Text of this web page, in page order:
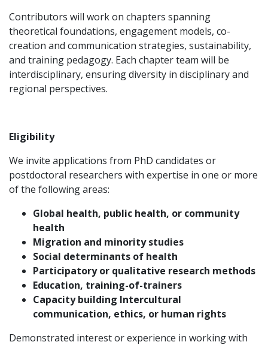
Contributors will work on chapters spanning
theoretical foundations, engagement models, co-
creation and communication strategies, sustainability,
and training pedagogy. Each chapter team will be
interdisciplinary, ensuring diversity in disciplinary and
regional perspectives.
Eligibility
We invite applications from PhD candidates or
postdoctoral researchers with expertise in one or more
of the following areas:
Global health, public health, or community
health
Migration and minority studies
Social determinants of health
Participatory or qualitative research methods
Education, training-of-trainers
Capacity building Intercultural
communication, ethics, or human rights
Demonstrated interest or experience in working with